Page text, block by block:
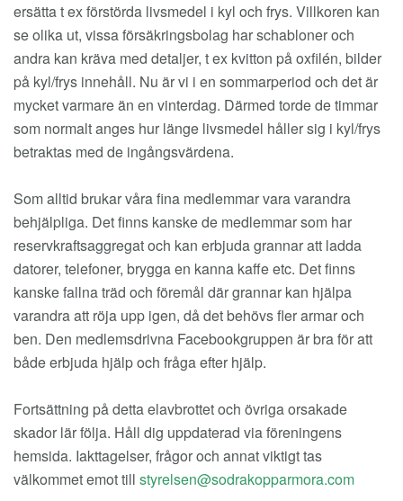
ersätta t ex förstörda livsmedel i kyl och frys. Villkoren kan
se olika ut, vissa försäkringsbolag har schabloner och
andra kan kräva med detaljer, t ex kvitton på oxfilén, bilder
på kyl/frys innehåll. Nu är vi i en sommarperiod och det är
mycket varmare än en vinterdag. Därmed torde de timmar
som normalt anges hur länge livsmedel håller sig i kyl/frys
betraktas med de ingångsvärdena.
Som alltid brukar våra fina medlemmar vara varandra
behjälpliga. Det finns kanske de medlemmar som har
reservkraftsaggregat och kan erbjuda grannar att ladda
datorer, telefoner, brygga en kanna kaffe etc. Det finns
kanske fallna träd och föremål där grannar kan hjälpa
varandra att röja upp igen, då det behövs fler armar och
ben. Den medlemsdrivna Facebookgruppen är bra för att
både erbjuda hjälp och fråga efter hjälp.
Fortsättning på detta elavbrottet och övriga orsakade
skador lär följa. Håll dig uppdaterad via föreningens
hemsida. Iakttagelser, frågor och annat viktigt tas
välkommet emot till